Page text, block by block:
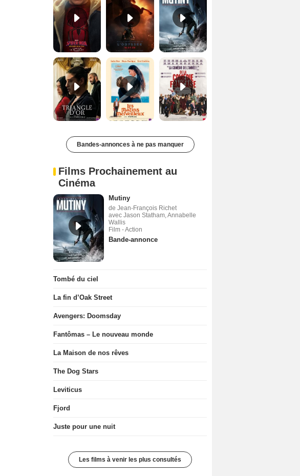
Les Matins merveilleux Bande-annonce VF De la Comédie-Française Teaser VF
Bandes-annonces à ne pas manquer
Films Prochainement au
Cinéma
Mutiny
de Jean-François Richet
avec Jason Statham, Annabelle
Wallis
Film - Action
Bande-annonce
Tombé du ciel
La fin d’Oak Street
Avengers: Doomsday
Fantômas – Le nouveau monde
La Maison de nos rêves
The Dog Stars
Leviticus
Fjord
Juste pour une nuit
Les films à venir les plus consultés